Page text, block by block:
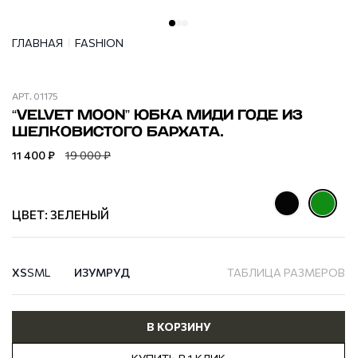
ГЛАВНАЯ FASHION
АРТ. 01175
“VELVET MOON” ЮБКА МИДИ ГОДЕ ИЗ
ШЕЛКОВИСТОГО БАРХАТА.
11 400 ₽ 19 000 ₽
ЦВЕТ: ЗЕЛЕНЫЙ
В КОРЗИНУ
XSSML ИЗУМРУД ТАБЛИЦА РАЗМЕРОВ